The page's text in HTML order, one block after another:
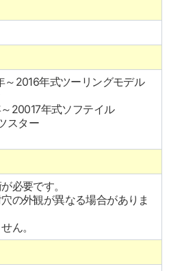
2016年式ツーリングモデル
20017年式ソフテイル
スター
必要です。
の外観が異なる場合がありま
ん。